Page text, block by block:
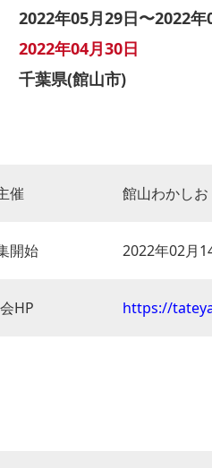
年05月29日〜2022年
年04月30日
千葉県(館山市)
催 館山わかし
開始 2022年02月
HP https://